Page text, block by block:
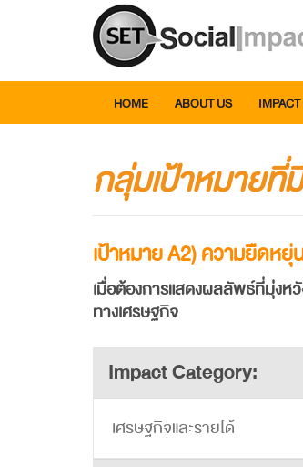
HOME ABOUT US
กลุ่มเป้าหมายที่
เป้าหมายA2) ความยืดหยุ่
เมื่อต้องการแสดงผลลัพธ์ที่มุ่งห
ทางเศรษฐกิจ
Impact Category:
เศรษฐกิจและรายได้